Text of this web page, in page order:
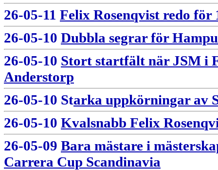
26-05-11 Felix Rosenqvist redo för
26-05-10 Dubbla segrar för
26-05-10 Stort startfält när JSM i
Anderstorp
26-05-10 Starka uppkörningar av
26-05-10 Kvalsnabb Felix
26-05-09 Bara mästare i
Carrera Cup Scandinavia